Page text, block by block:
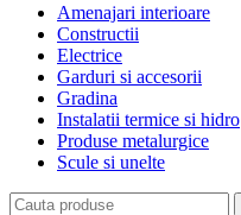
Amenajari interioare
Constructii
Electrice
Garduri si accesorii
Gradina
Instalatii termice si hidro
Produse metalurgice
Scule si unelte